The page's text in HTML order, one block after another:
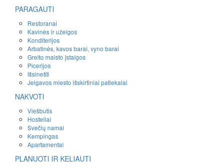
PARAGAUTI
Restoranai
Kavinės ir užeigos
Konditerijos
Arbatinės, kavos barai, vyno barai
Greito maisto įstaigos
Picerijos
Išsinešti
Jelgavos miesto išskirtiniai patiekalai
NAKVOTI
Viešbutis
Hosteliai
Svečių namai
Kempingas
Apartamentai
PLANUOTI IR KELIAUTI